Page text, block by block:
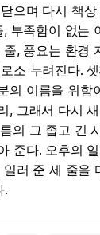
으며 다시 책
부족함이 없는
, 풍요는 환경
소 누려진다.
의 이름을 위함
, 그래서 다시
의 그 좁고 긴
준다. 오후의
러 준 세 줄을
.